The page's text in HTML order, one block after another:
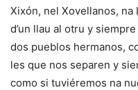
Xixón, nel Xovellanos,
d’un llau al otru y
dos pueblos hermanos,
les que nos separen y
como si tuviéremos na